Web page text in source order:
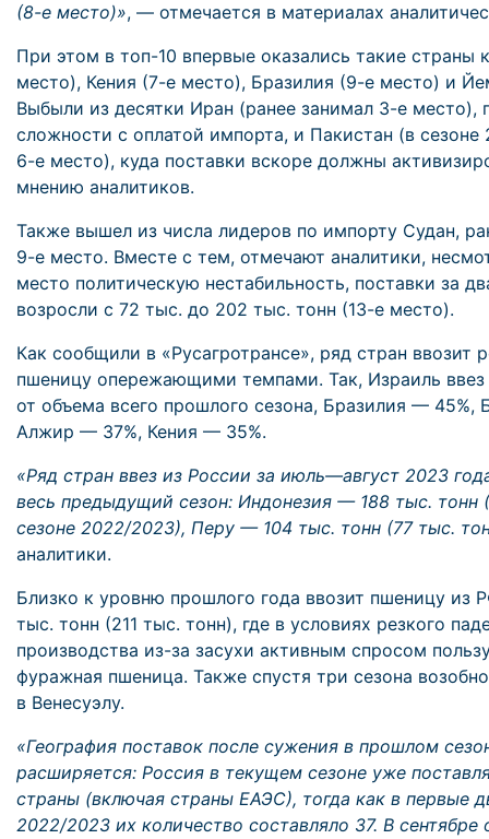
(8-е место)», — отмечается в материалах
При этом в топ-10 впервые оказались такие страны
место), Кения (7-е место), Бразилия (9-е место) и
Выбыли из десятки Иран (ранее занимал 3-е место),
сложности с оплатой импорта, и Пакистан (в сезоне
6-е место), куда поставки вскоре должны
мнению аналитиков.
Также вышел из числа лидеров по импорту Судан,
9-е место. Вместе с тем, отмечают аналитики,
место политическую нестабильность, поставки за
возросли с 72 тыс. до 202 тыс. тонн (13-е место).
Как сообщили в «Русагротрансе», ряд стран ввозит
пшеницу опережающими темпами. Так, Израиль ввез
от объема всего прошлого сезона, Бразилия — 45%,
Алжир — 37%, Кения — 35%.
«Ряд стран ввез из России за июль—август 2023
весь предыдущий сезон: Индонезия — 188 тыс. тонн
сезоне 2022/2023), Перу — 104 тыс. тонн (77 тыс.
аналитики.
Близко к уровню прошлого года ввозит пшеницу из
тыс. тонн (211 тыс. тонн), где в условиях резкого
производства из-за засухи активным спросом
фуражная пшеница. Также спустя три сезона
в Венесуэлу.
«География поставок после сужения в прошлом
расширяется: Россия в текущем сезоне уже
страны (включая страны ЕАЭС), тогда как в первые
2022/2023 их количество составляло 37. В сентябре